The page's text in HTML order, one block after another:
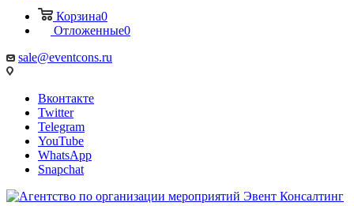
Корзина0
Отложенные0
sale@eventcons.ru
Вконтакте
Twitter
Telegram
YouTube
WhatsApp
Snapchat